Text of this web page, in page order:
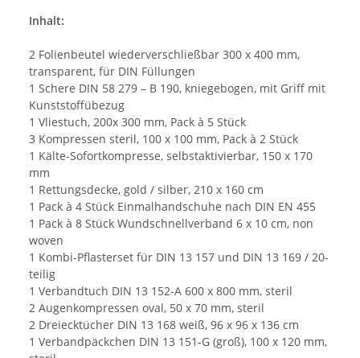
Inhalt:
2 Folienbeutel wiederverschließbar 300 x 400 mm,
transparent, für DIN Füllungen
1 Schere DIN 58 279 – B 190, kniegebogen, mit Griff mit
Kunststoffübezug
1 Vliestuch, 200x 300 mm, Pack à 5 Stück
3 Kompressen steril, 100 x 100 mm, Pack à 2 Stück
1 Kälte-Sofortkompresse, selbstaktivierbar, 150 x 170
mm
1 Rettungsdecke, gold / silber, 210 x 160 cm
1 Pack à 4 Stück Einmalhandschuhe nach DIN EN 455
1 Pack à 8 Stück Wundschnellverband 6 x 10 cm, non
woven
1 Kombi-Pflasterset für DIN 13 157 und DIN 13 169 / 20-
teilig
1 Verbandtuch DIN 13 152-A 600 x 800 mm, steril
2 Augenkompressen oval, 50 x 70 mm, steril
2 Dreiecktücher DIN 13 168 weiß, 96 x 96 x 136 cm
1 Verbandpäckchen DIN 13 151-G (groß), 100 x 120 mm,